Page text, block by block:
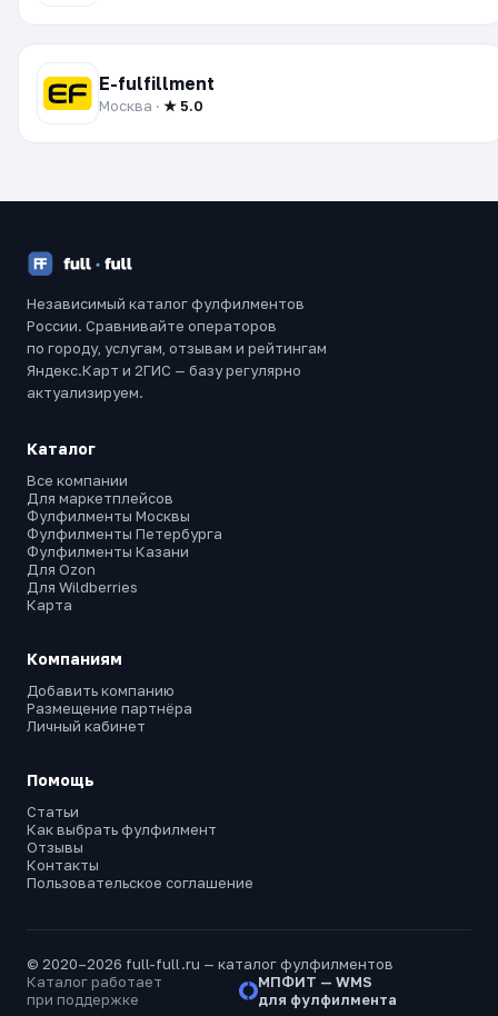
E-fulfillment
Москва · ★ 5.0
Независимый каталог фулфилментов
России. Сравнивайте операторов
по городу, услугам, отзывам и рейтингам
Яндекс.Карт и 2ГИС — базу регулярно
актуализируем.
Каталог
Все компании
Для маркетплейсов
Фулфилменты Москвы
Фулфилменты Петербурга
Фулфилменты Казани
Для Ozon
Для Wildberries
Карта
Компаниям
Добавить компанию
Размещение партнёра
Личный кабинет
Помощь
Статьи
Как выбрать фулфилмент
Отзывы
Контакты
Пользовательское соглашение
© 2020–2026 full-full.ru — каталог фулфилментов
Каталог работает
при поддержке
МПФИТ — WMS
для фулфилмента